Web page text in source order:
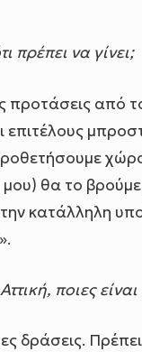
πρέπει να γίνει;
προτάσεις από
επιτέλους
θα το
την κατάλληλη
ποιες
δράσεις.